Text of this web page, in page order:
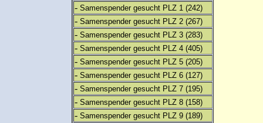
- Samenspender gesucht PLZ 1 (242)
- Samenspender gesucht PLZ 2 (267)
- Samenspender gesucht PLZ 3 (283)
- Samenspender gesucht PLZ 4 (405)
- Samenspender gesucht PLZ 5 (205)
- Samenspender gesucht PLZ 6 (127)
- Samenspender gesucht PLZ 7 (195)
- Samenspender gesucht PLZ 8 (158)
- Samenspender gesucht PLZ 9 (189)